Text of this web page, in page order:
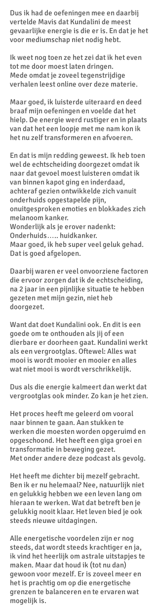
Dus ik had de oefeningen mee en daarbij
vertelde Mavis dat Kundalini de meest
gevaarlijke energie is die er is. En dat je het
voor mediumschap niet nodig hebt.
Ik weet nog toen ze het zei dat ik het even
tot me door moest laten dringen.
Mede omdat je zoveel tegenstrijdige
verhalen leest online over deze materie.
Maar goed, ik luisterde uiteraard en deed
braaf mijn oefeningen en voelde dat het
hielp. De energie werd rustiger en in plaats
van dat het een loopje met me nam kon ik
het nu zelf transformeren en afvoeren.
En dat is mijn redding geweest. Ik heb toen
wel de echtscheiding doorgezet omdat ik
naar dat gevoel moest luisteren omdat ik
van binnen kapot ging en inderdaad,
achteraf gezien ontwikkelde zich vanuit
onderhuids opgestapelde pijn,
onuitgesproken emoties en blokkades zich
melanoom kanker.
Wonderlijk als je erover nadenkt:
Onderhuids….. huidkanker.
Maar goed, ik heb super veel geluk gehad.
Dat is goed afgelopen.
Daarbij waren er veel onvoorziene factoren
die ervoor zorgen dat ik de echtscheiding,
na 2 jaar in een pijnlijke situatie te hebben
gezeten met mijn gezin, niet heb
doorgezet.
Want dat doet Kundalini ook. En dit is een
goede om te onthouden als jij of een
dierbare er doorheen gaat. Kundalini werkt
als een vergrootglas. Oftewel: Alles wat
mooi is wordt mooier en mooier en alles
wat niet mooi is wordt verschrikkelijk.
Dus als die energie kalmeert dan werkt dat
vergrootglas ook minder. Zo kan je het zien.
Het proces heeft me geleerd om vooral
naar binnen te gaan. Aan stukken te
werken die moesten worden opgeruimd en
opgeschoond. Het heeft een giga groei en
transformatie in beweging gezet.
Met onder andere deze podcast als gevolg.
Het heeft me dichter bij mezelf gebracht.
Ben ik er nu helemaal? Nee, natuurlijk niet
en gelukkig hebben we een leven lang om
hieraan te werken. Wat dat betreft ben je
gelukkig nooit klaar. Het leven bied je ook
steeds nieuwe uitdagingen.
Alle energetische voordelen zijn er nog
steeds, dat wordt steeds krachtiger en ja,
ik vind het heerlijk om astrale uitstapjes te
maken. Maar dat houd ik (tot nu dan)
gewoon voor mezelf. Er is zoveel meer en
het is prachtig om op die energetische
grenzen te balanceren en te ervaren wat
mogelijk is.